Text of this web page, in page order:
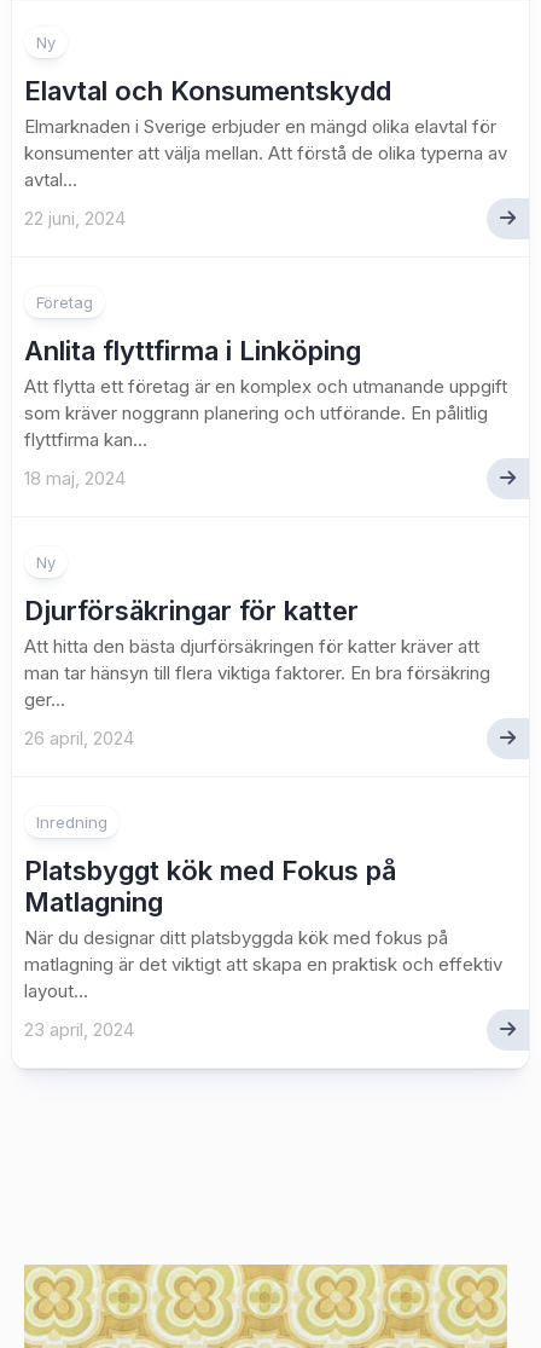
Ny
Elavtal och Konsumentskydd
Elmarknaden i Sverige erbjuder en mängd olika elavtal för
konsumenter att välja mellan. Att förstå de olika typerna av
avtal...
22 juni, 2024
Företag
Anlita flyttfirma i Linköping
Att flytta ett företag är en komplex och utmanande uppgift
som kräver noggrann planering och utförande. En pålitlig
flyttfirma kan...
18 maj, 2024
Ny
Djurförsäkringar för katter
Att hitta den bästa djurförsäkringen för katter kräver att
man tar hänsyn till flera viktiga faktorer. En bra försäkring
ger...
26 april, 2024
Inredning
Platsbyggt kök med Fokus på
Matlagning
När du designar ditt platsbyggda kök med fokus på
matlagning är det viktigt att skapa en praktisk och effektiv
layout...
23 april, 2024